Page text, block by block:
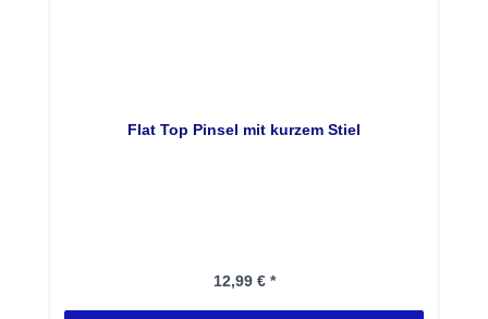
Flat Top Pinsel mit kurzem Stiel
Regulärer Preis:
12,99 € *